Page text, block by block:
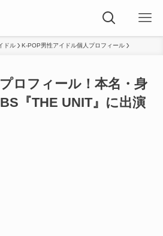
ドル K-POP男性アイドル個人プロフィール
ロフィール！本名・身
『THE UNIT』に出演